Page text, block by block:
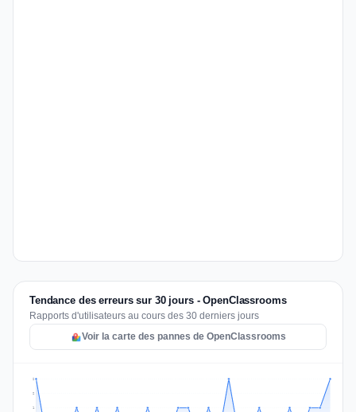
Tendance des erreurs sur 30 jours - OpenClassrooms
Rapports d'utilisateurs au cours des 30 derniers jours
Voir la carte des pannes de OpenClassrooms
1
2
2